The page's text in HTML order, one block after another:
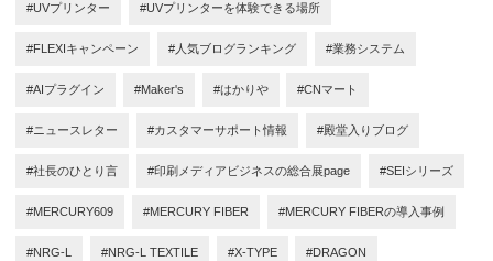
#UVプリンター #UVプリンターを体験できる場所
#FLEXIキャンペーン #人気ブログランキング #業務システム
#AIプラグイン #Maker's #はかりや #CNマート
#ニュースレター #カスタマーサポート情報 #殿堂入りブログ
#社長のひとり言 #印刷メディアビジネスの総合展page #SEIシリーズ
#MERCURY609 #MERCURY FIBER #MERCURY FIBERの導入事例
#NRG-L #NRG-L TEXTILE #X-TYPE #DRAGON